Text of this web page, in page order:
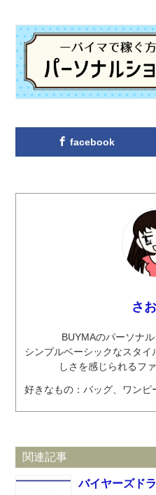
facebook
さ
BUYMAのパーソナ
シンプルベーシックなスタ
しさを感じられるフ
好きなもの：バッグ、ワン
関連記事
バイヤーズド